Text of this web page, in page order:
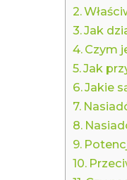
Jak
Czym
Jak
Jakie